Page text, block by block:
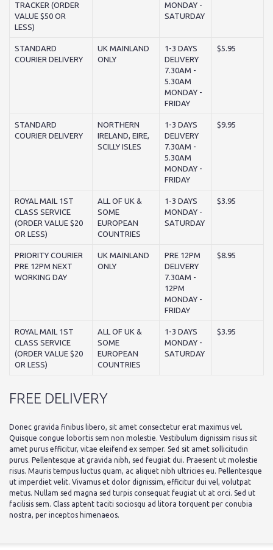
TRACKER (ORDER
VALUE $50 OR
LESS)
MONDAY -
SATURDAY
STANDARD
COURIER DELIVERY
UK MAINLAND
ONLY
1-3 DAYS
DELIVERY
7.30AM -
5.30AM
MONDAY -
FRIDAY
$5.95
STANDARD
COURIER DELIVERY
NORTHERN
IRELAND, EIRE,
SCILLY ISLES
1-3 DAYS
DELIVERY
7.30AM -
5.30AM
MONDAY -
FRIDAY
$9.95
ROYAL MAIL 1ST
CLASS SERVICE
(ORDER VALUE $20
OR LESS)
ALL OF UK &
SOME
EUROPEAN
COUNTRIES
1-3 DAYS
MONDAY -
SATURDAY
$3.95
PRIORITY COURIER
PRE 12PM NEXT
WORKING DAY
UK MAINLAND
ONLY
PRE 12PM
DELIVERY
7.30AM -
12PM
MONDAY -
FRIDAY
$8.95
ROYAL MAIL 1ST
CLASS SERVICE
(ORDER VALUE $20
OR LESS)
ALL OF UK &
SOME
EUROPEAN
COUNTRIES
1-3 DAYS
MONDAY -
SATURDAY
$3.95
FREE DELIVERY
Donec gravida finibus libero, sit amet consectetur erat maximus vel.
Quisque congue lobortis sem non molestie. Vestibulum dignissim risus sit
amet purus efficitur, vitae eleifend ex semper. Sed sit amet sollicitudin
purus. Pellentesque at gravida nibh, sed feugiat dui. Praesent ut molestie
risus. Mauris tempus luctus quam, ac aliquet nibh ultricies eu. Pellentesque
ut imperdiet velit. Vivamus et dolor dignissim, efficitur dui vel, volutpat
metus. Nullam sed magna sed turpis consequat feugiat ut at orci. Sed ut
facilisis sem. Class aptent taciti sociosqu ad litora torquent per conubia
nostra, per inceptos himenaeos.